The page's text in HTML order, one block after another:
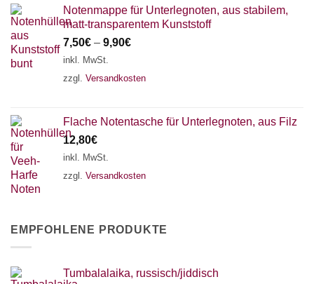
Notenmappe für Unterlegnoten, aus stabilem,
matt-transparentem Kunststoff
7,50€ – 9,90€
inkl. MwSt.
zzgl. Versandkosten
Flache Notentasche für Unterlegnoten, aus Filz
12,80€
inkl. MwSt.
zzgl. Versandkosten
EMPFOHLENE PRODUKTE
Tumbalalaika, russisch/jiddisch